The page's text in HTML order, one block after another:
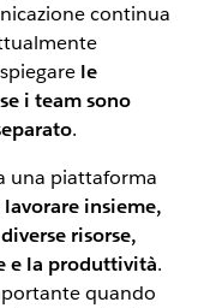
continua
le
i team sono
.
una piattaforma
lavorare insieme,
risorse,
e la produttività.
quando